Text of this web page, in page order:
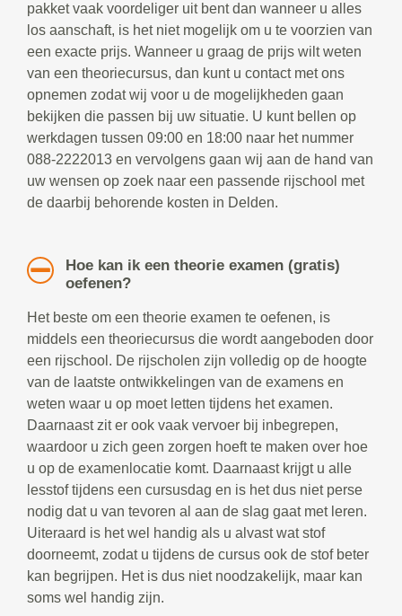
pakket vaak voordeliger uit bent dan wanneer u alles
los aanschaft, is het niet mogelijk om u te voorzien van
een exacte prijs. Wanneer u graag de prijs wilt weten
van een theoriecursus, dan kunt u contact met ons
opnemen zodat wij voor u de mogelijkheden gaan
bekijken die passen bij uw situatie. U kunt bellen op
werkdagen tussen 09:00 en 18:00 naar het nummer
088-2222013 en vervolgens gaan wij aan de hand van
uw wensen op zoek naar een passende rijschool met
de daarbij behorende kosten in Delden.
Hoe kan ik een theorie examen (gratis)
oefenen?
Het beste om een theorie examen te oefenen, is
middels een theoriecursus die wordt aangeboden door
een rijschool. De rijscholen zijn volledig op de hoogte
van de laatste ontwikkelingen van de examens en
weten waar u op moet letten tijdens het examen.
Daarnaast zit er ook vaak vervoer bij inbegrepen,
waardoor u zich geen zorgen hoeft te maken over hoe
u op de examenlocatie komt. Daarnaast krijgt u alle
lesstof tijdens een cursusdag en is het dus niet perse
nodig dat u van tevoren al aan de slag gaat met leren.
Uiteraard is het wel handig als u alvast wat stof
doorneemt, zodat u tijdens de cursus ook de stof beter
kan begrijpen. Het is dus niet noodzakelijk, maar kan
soms wel handig zijn.